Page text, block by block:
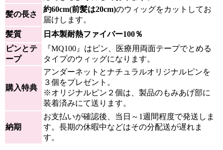
髪の長さ
約60cm(前髪は20cm)のウィッグをカットしてお
届けします。
髪質
日本製耐熱ファイバー100％
ピンとテ
ープ
『MQ100』はピン、医療用両面テープでとめる
タイプのウィッグになります。
購入特典
アンダーネットとナチュラルオリジナルピンを
３個をプレゼント。
※オリジナルピン２個は、製品のもみあげ部に
装着済みにて送ります。
納期
お支払いが確認後、当日～1週間程度で発送しま
す。長期の休暇中などはその分配送が遅れま
す。